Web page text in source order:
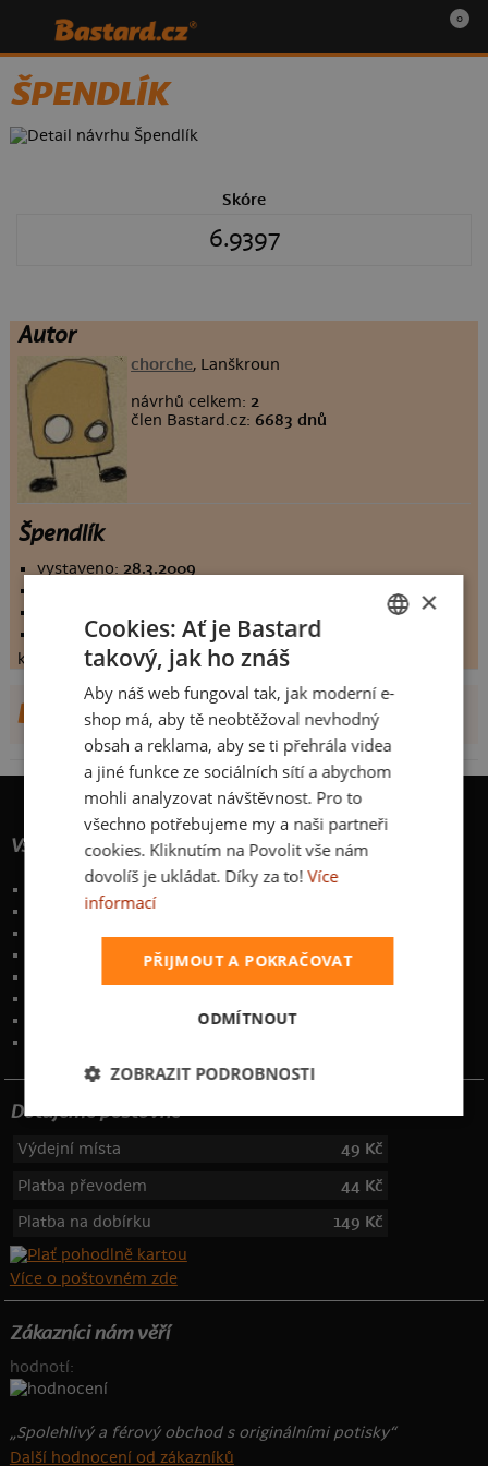
0
ŠPENDLÍK
Skóre
6.9397
Autor
chorche, Lanškroun
návrhů celkem:2
člen Bastard.cz:6683 dnů
Špendlík
vystaveno:28.3.2009
koupilo by:91 lidí
konečné hodnocení:6.9397
DALŠÍ NÁVRHY OD CHORCHE
Vše o nákupu
Poštovné a způsoby doručení
Garance výměny či vrácení
Časté otázky
Zakázkový potisk textilu
info@bastard.cz
Dotujeme poštovné
Výdejní místa
49 Kč
Platba převodem
44 Kč
Platba na dobírku
149 Kč
Více o poštovném zde
Zákazníci nám věří
hodnotí:
„Spolehlivý a férový obchod s originálními potisky“
Další hodnocení od zákazníků
SLOVAK
×
Cookies: Ať je Bastard
takový, jak ho znáš
Aby náš web fungoval tak, jak moderní e-
shop má, aby tě neobtěžoval nevhodný
obsah a reklama, aby se ti přehrála videa
a jiné funkce ze sociálních sítí a abychom
mohli analyzovat návštěvnost. Pro to
všechno potřebujeme my a naši partneři
cookies. Kliknutím na Povolit vše nám
dovolíš je ukládat. Díky za to! Více
informací
PŘIJMOUT A POKRAČOVAT
ODMÍTNOUT
ZOBRAZIT PODROBNOSTI